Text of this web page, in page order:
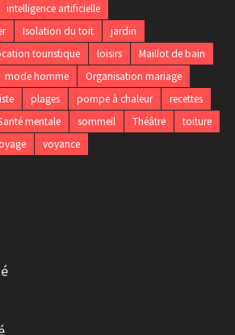
intelligence artificielle
Isolation du toit
jardin
touristique loisirs
Maillot de bain
mode homme
Organisation mariage
plages pompe à chaleur
recettes
mentale sommeil Théâtre
toiture
voyance